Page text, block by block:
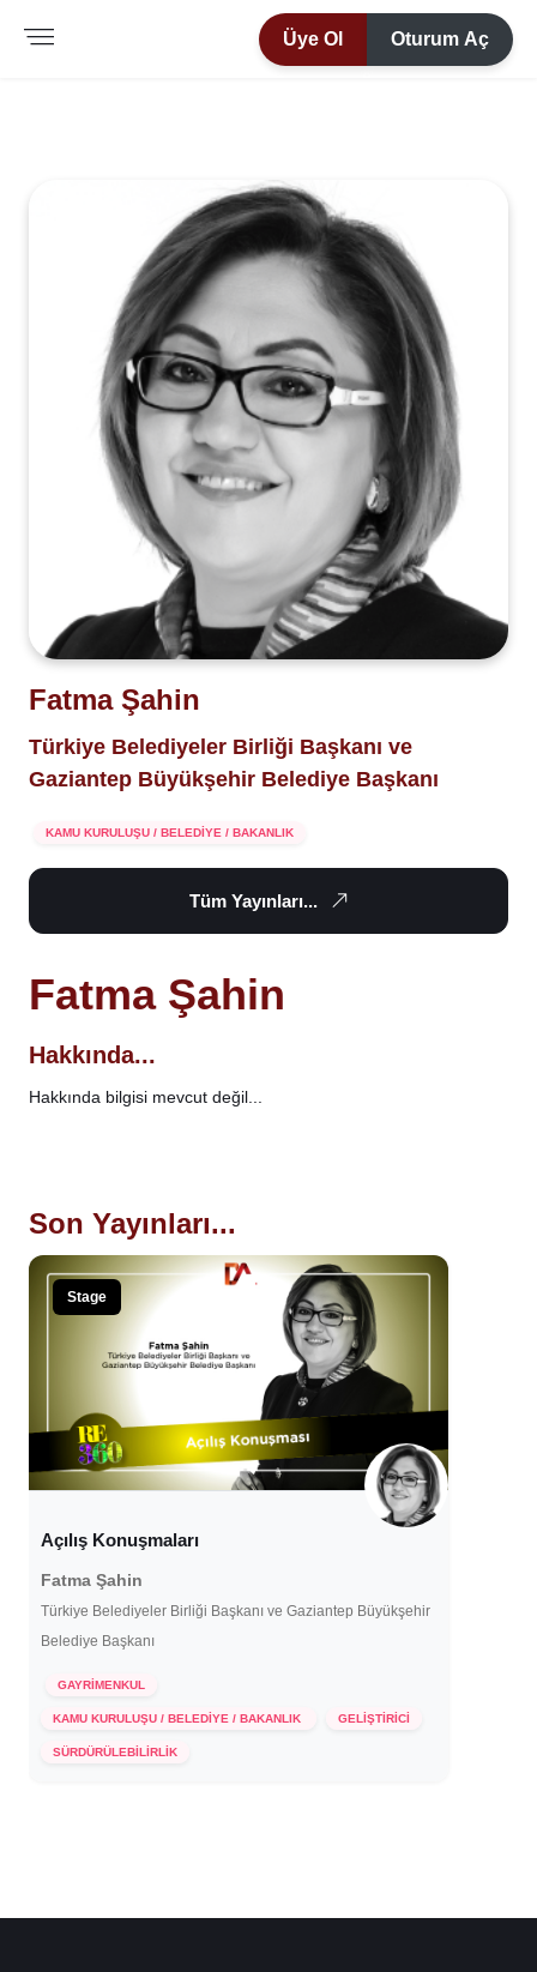
Üye Ol Oturum Aç
Fatma Şahin
Türkiye Belediyeler Birliği Başkanı ve
Gaziantep Büyükşehir Belediye Başkanı
KAMU KURULUŞU / BELEDİYE / BAKANLIK
Tüm Yayınları...
Fatma Şahin
Hakkında...
Hakkında bilgisi mevcut değil...
Son Yayınları...
Stage
Açılış Konuşmaları
Fatma Şahin
Türkiye Belediyeler Birliği Başkanı ve Gaziantep Büyükşehir
Belediye Başkanı
GAYRİMENKUL
KAMU KURULUŞU / BELEDİYE / BAKANLIK GELİŞTİRİCİ
SÜRDÜRÜLEBİLİRLİK